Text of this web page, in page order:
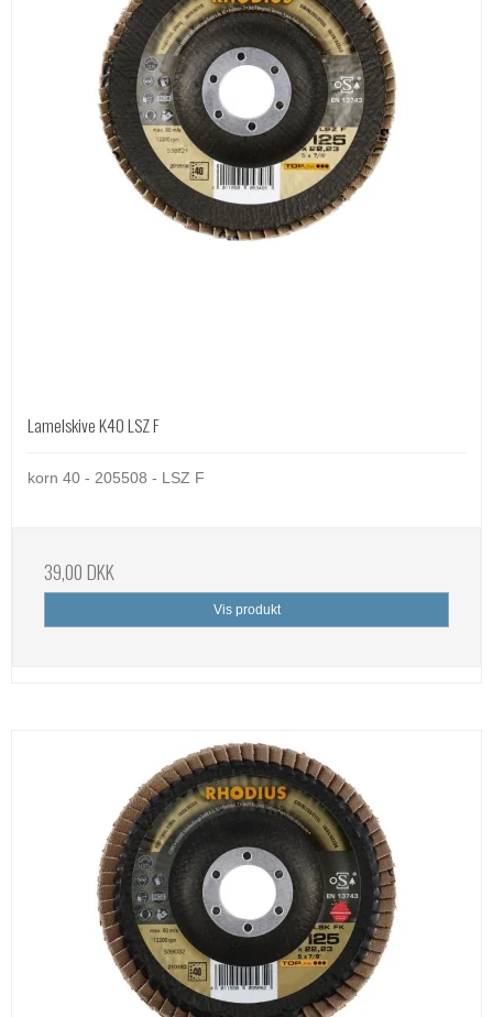
Lamelskive K40 LSZ F
korn 40 - 205508 - LSZ F
39,00 DKK
Vis produkt